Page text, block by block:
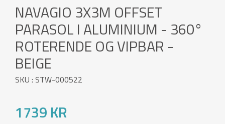
NAVAGIO 3X3M OFFSET
PARASOL I ALUMINIUM - 360°
ROTERENDE OG VIPBAR -
BEIGE
SKU : STW-000522
1739 KR